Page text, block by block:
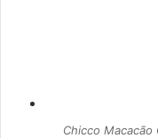
Chicco Macacão